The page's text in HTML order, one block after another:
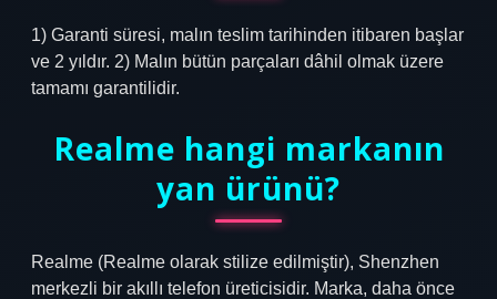
1) Garanti süresi, malın teslim tarihinden itibaren başlar
ve 2 yıldır. 2) Malın bütün parçaları dâhil olmak üzere
tamamı garantilidir.
Realme hangi markanın
yan ürünü?
Realme (Realme olarak stilize edilmiştir), Shenzhen
merkezli bir akıllı telefon üreticisidir. Marka, daha önce